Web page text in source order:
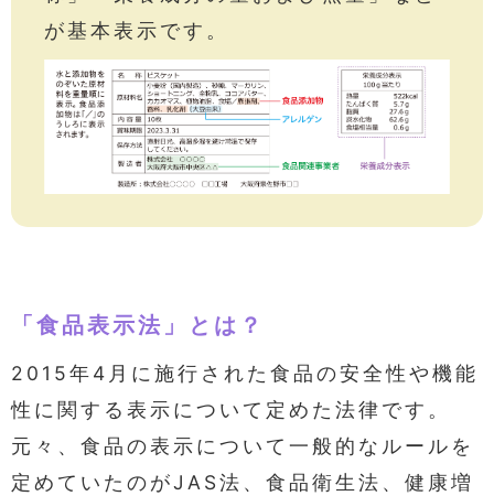
が基本表示です。
「食品表示法」とは？
2015年4月に施行された食品の安全性や機能
性に関する表示について定めた法律です。
元々、食品の表示について一般的なルールを
定めていたのがJAS法、食品衛生法、健康増